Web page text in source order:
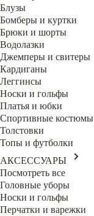
Блузы
Бомберы и куртки
Брюки и шорты
Водолазки
Джемперы и свитеры
Кардиганы
Леггинсы
Носки и гольфы
Платья и юбки
Спортивные костюмы
Толстовки
Топы и футболки
АКСЕССУАРЫ
Посмотреть все
Головные уборы
Носки и гольфы
Перчатки и варежки